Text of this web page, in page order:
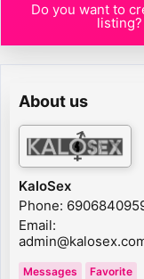
Do you want to
listing?
About us
KaloSex
Phone:
Email:
Messages
Favorite